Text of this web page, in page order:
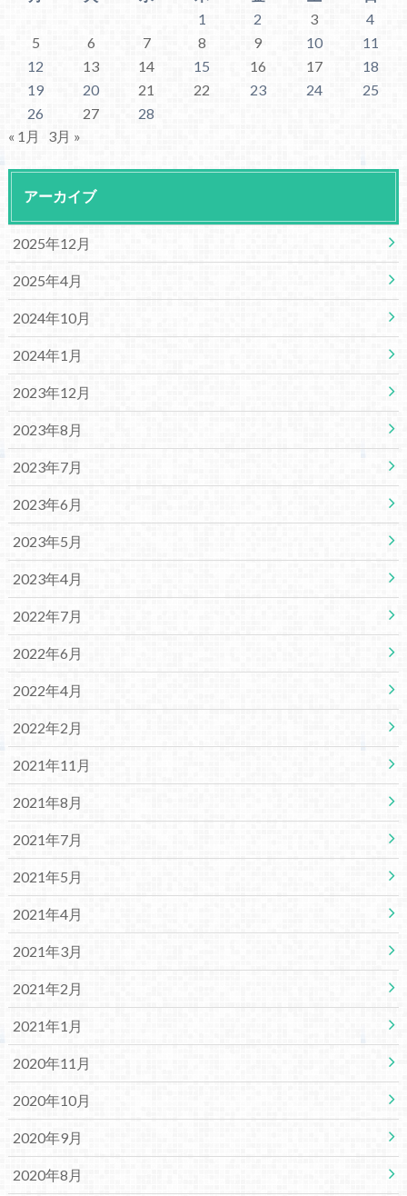
1
2 3
4
5
6 7 8 9 10
11
12
13 14 15 16 17
18
19
20 21 22 23 24
25
26
27
28
« 1月
3月 »
アーカイブ
2025年12月
2025年4月
2024年10月
2024年1月
2023年12月
2023年8月
2023年7月
2023年6月
2023年5月
2023年4月
2022年7月
2022年6月
2022年4月
2022年2月
2021年11月
2021年8月
2021年7月
2021年5月
2021年4月
2021年3月
2021年2月
2021年1月
2020年11月
2020年10月
2020年9月
2020年8月